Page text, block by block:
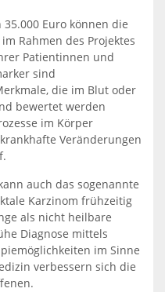
Euro können die
Rahmen des Projektes
Patientinnen und
sind
die im Blut oder
bewertet werden
im Körper
Veränderungen
auch das sogenannte
Karzinom frühzeitig
als nicht heilbare
Diagnose mittels
im Sinne
verbessern sich die